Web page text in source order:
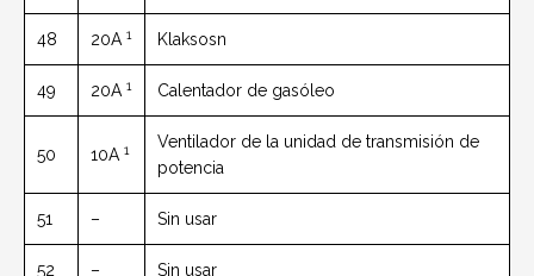
48 20A 1 Klaksosn
49 20A 1 Calentador de gasóleo
50 10A 1
Ventilador de la unidad de transmisión de
potencia
51 – Sin usar
52 – Sin usar